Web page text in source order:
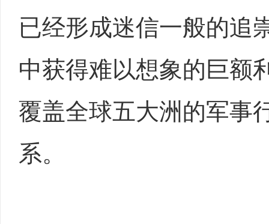
已经形成迷信一般的追
中获得难以想象的巨额
覆盖全球五大洲的军事
系。